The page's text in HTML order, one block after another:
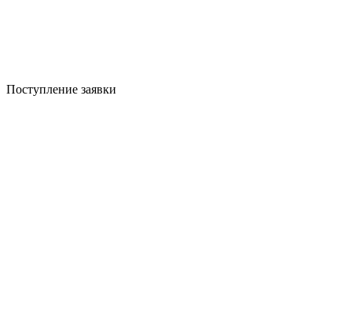
Поступление заявки